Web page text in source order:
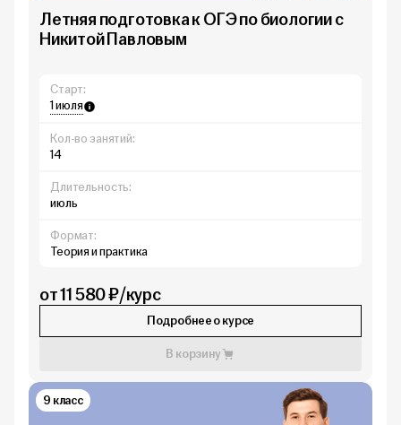
Летняя подготовка к ОГЭ по биологии с
Никитой Павловым
Старт:
1 июля
Кол-во занятий:
14
Длительность:
июль
Формат:
Теория и практика
от 11 580 ₽/курс
Подробнее о курсе
В корзину
9 класс